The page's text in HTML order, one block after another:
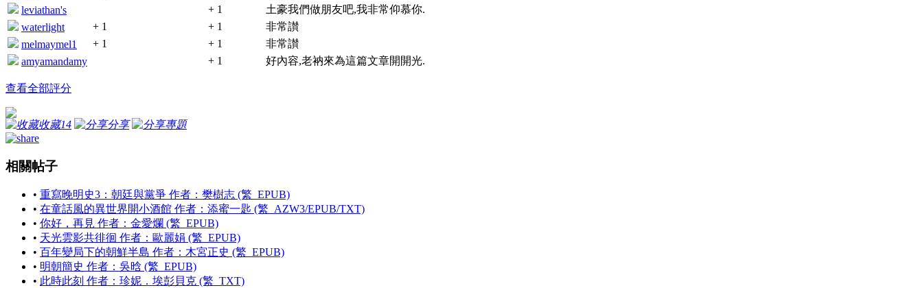
leviathan's
+ 1
土豪我們做朋友吧,我非常仰慕你.
waterlight
+ 1 + 1
非常讃
melmaymel1
+ 1 + 1
非常讃
amyamandamy
+ 1 好內容,老衲來為這篇文章開開光.
查看全部評分
收藏14 分享 專題
相關帖子
• 重寫晚明史3：朝廷與黨爭 作者：樊樹志 (繁_EPUB)
• 在童話風的異世界開小酒館 作者：添蜜一匙 (繁_AZW3/EPUB/TXT)
• 你好，再見 作者：金愛爛 (繁_EPUB)
• 天光雲影共徘徊 作者：歐麗娟 (繁_EPUB)
• 百年變局下的朝鮮半島 作者：木宮正史 (繁_EPUB)
• 明朝簡史 作者：吳晗 (繁_EPUB)
• 此時此刻 作者：珍妮．埃彭貝克 (繁_TXT)